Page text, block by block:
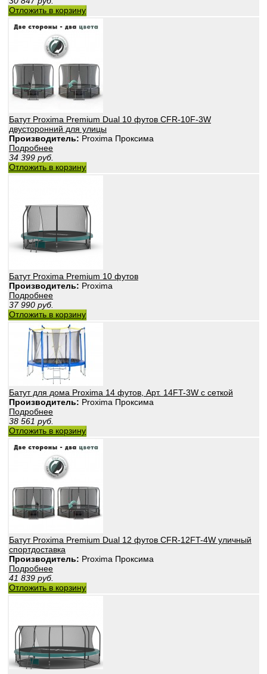
Отложить в корзину
Батут Proxima Premium Dual 10 футов CFR-10F-3W
двусторонний для улицы
Производитель: Proxima Проксима
Подробнее
34 399 руб.
Отложить в корзину
Батут Proxima Premium 10 футов
Производитель: Proxima
Подробнее
37 990 руб.
Отложить в корзину
Батут для дома Proxima 14 футов, Арт. 14FT-3W с сеткой
Производитель: Proxima Проксима
Подробнее
38 561 руб.
Отложить в корзину
Батут Proxima Premium Dual 12 футов CFR-12FT-4W уличный
спортдоставка
Производитель: Proxima Проксима
Подробнее
41 839 руб.
Отложить в корзину